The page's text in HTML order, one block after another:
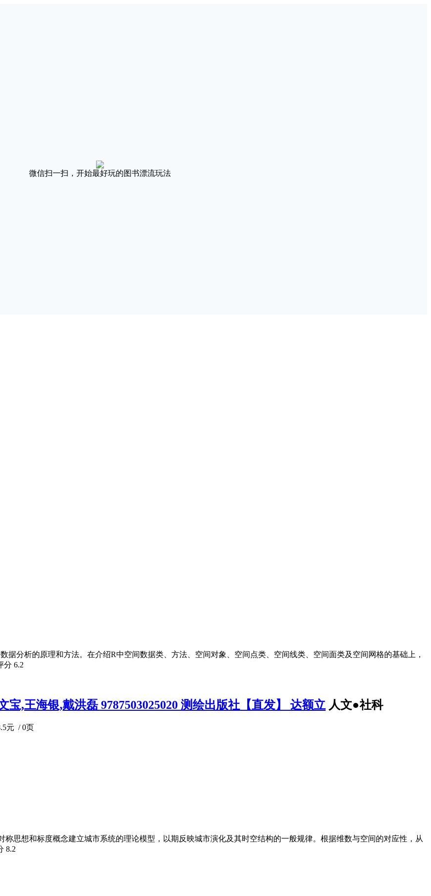
微信扫一扫，开始最好玩的图书漂流玩法
据分析的原理和方法。在介绍R中空间数据类、方法、空间对象、空间点类、空间线类、空间面类及空间网格的基础上，
分 6.2
,王海银,戴洪磊 9787503025020 测绘出版社【直发】 达额立 人文●社科
元 / 0页
称思想和标度概念建立城市系统的理论模型，以期反映城市演化及其时空结构的一般规律。根据维数与空间的对应性，从
8.2